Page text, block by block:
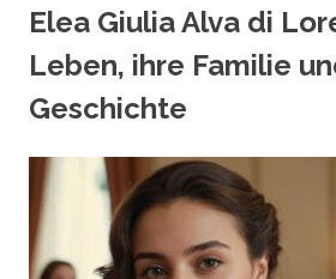
Elea Giulia Alva di
Leben, ihre Familie
Geschichte